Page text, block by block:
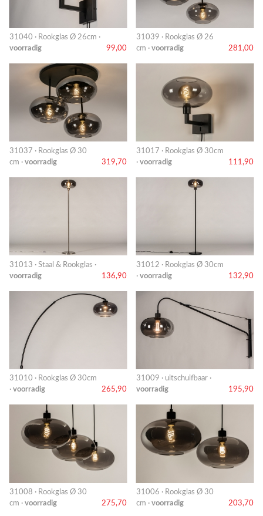
31040 · Rookglas Ø 26cm ·
voorradig
99,00
31039 · Rookglas Ø 26
cm · voorradig 281,00
31037 · Rookglas Ø 30
cm · voorradig 319,70
31017 · Rookglas Ø 30cm
· voorradig 111,90
31013 · Staal & Rookglas ·
voorradig
136,90
31012 · Rookglas Ø 30cm
· voorradig 132,90
31010 · Rookglas Ø 30cm
· voorradig 265,90
31009 · uitschuifbaar ·
voorradig
195,90
31008 · Rookglas Ø 30
cm · voorradig 275,70
31006 · Rookglas Ø 30
cm · voorradig 203,70